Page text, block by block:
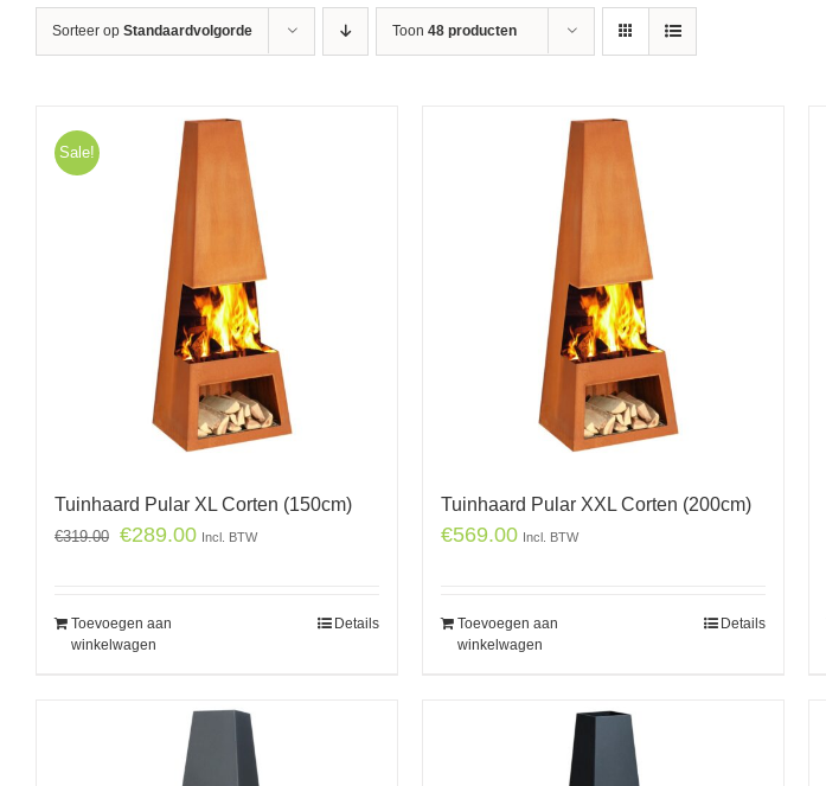
Sorteer op Standaardvolgorde Toon 48 producten
Sale!
Tuinhaard Pular XL Corten (150cm)
€319.00 €289.00 Incl. BTW
Toevoegen aan
winkelwagen
Details
Tuinhaard Pular XXL Corten (200cm)
€569.00 Incl. BTW
Toevoegen aan
winkelwagen
Details